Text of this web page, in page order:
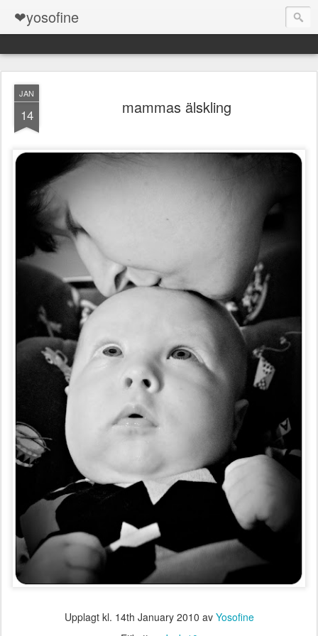
❤yosofine
JAN
14 mammas älskling
Upplagt kl. 14th January 2010 av Yosofine